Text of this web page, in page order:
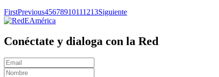
FirstPrevious45678910111213Siguiente
Conéctate y dialoga con la Red